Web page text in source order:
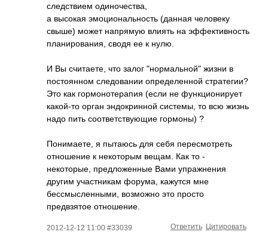
следствием одиночества,
а высокая эмоциональность (данная человеку
свыше) может напрямую влиять на эффективность
планирования, сводя ее к нулю.
И Вы считаете, что залог "нормальной" жизни в
постоянном следовании определенной стратегии?
Это как гормонотерапия (если не функционирует
какой-то орган эндокринной системы, то всю жизнь
надо пить соответствующие гормоны) ?
Понимаете, я пытаюсь для себя пересмотреть
отношение к некоторым вещам. Как то -
некоторые, предложенные Вами упражнения
другим участникам форума, кажутся мне
бессмысленными, возможно это просто
предвзятое отношение.
2012-12-12 11:00 #33039 Цитировать
Ответить